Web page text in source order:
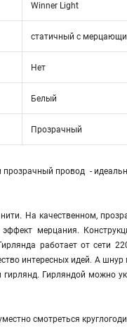
Winner Light
статичный с
Нет
Белый
Прозрачный
провод -
На качественном,
мерцания.
работает от сети
интересных идей. А
Гирляндой можно
смотреться